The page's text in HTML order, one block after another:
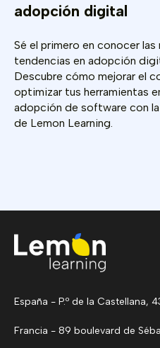
adopción digital
Sé el primero en conocer
tendencias en adopción
Descubre cómo mejorar el
optimizar tus herramientas
adopción de software con
de Lemon Learning.
España - P.º de la Castellana,
Francia - 89 boulevard de